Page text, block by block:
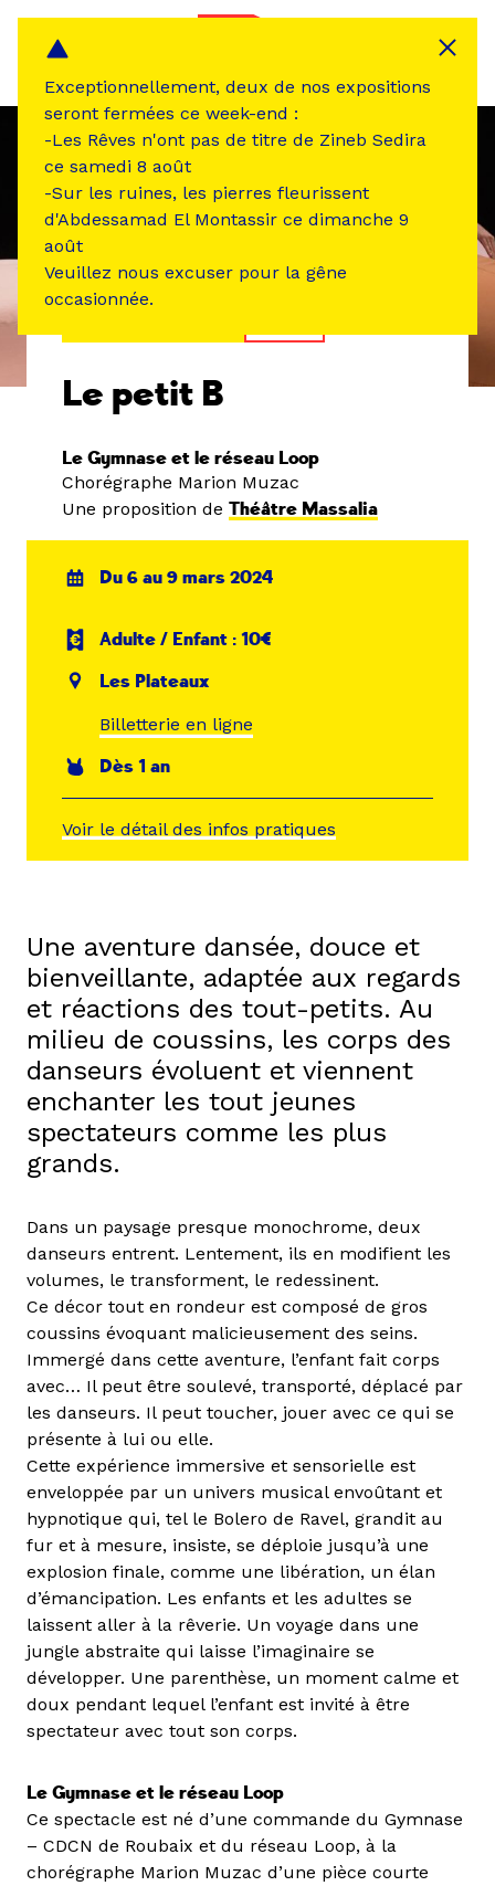
Le petit B
Le Gymnase et le réseau Loop
Chorégraphe Marion Muzac
Une proposition de Théâtre Massalia
Du 6 au 9 mars 2024
Adulte / Enfant : 10€
Les Plateaux
Billetterie en ligne
Dès 1 an
Voir le détail des infos pratiques
Une aventure dansée, douce et
bienveillante, adaptée aux regards
et réactions des tout-petits. Au
milieu de coussins, les corps des
danseurs évoluent et viennent
enchanter les tout jeunes
spectateurs comme les plus
grands.
Dans un paysage presque monochrome, deux
danseurs entrent. Lentement, ils en modifient les
volumes, le transforment, le redessinent.
Ce décor tout en rondeur est composé de gros
coussins évoquant malicieusement des seins.
Immergé dans cette aventure, l’enfant fait corps
avec… Il peut être soulevé, transporté, déplacé par
les danseurs. Il peut toucher, jouer avec ce qui se
présente à lui ou elle.
Cette expérience immersive et sensorielle est
enveloppée par un univers musical envoûtant et
hypnotique qui, tel le Bolero de Ravel, grandit au
fur et à mesure, insiste, se déploie jusqu’à une
explosion finale, comme une libération, un élan
d’émancipation. Les enfants et les adultes se
laissent aller à la rêverie. Un voyage dans une
jungle abstraite qui laisse l’imaginaire se
développer. Une parenthèse, un moment calme et
doux pendant lequel l’enfant est invité à être
spectateur avec tout son corps.
Le Gymnase et le réseau Loop
Ce spectacle est né d’une commande du Gymnase
– CDCN de Roubaix et du réseau Loop, à la
chorégraphe Marion Muzac d’une pièce courte
Exceptionnellement, deux de nos expositions
seront fermées ce week-end :
-Les Rêves n'ont pas de titre de Zineb Sedira
ce samedi 8 août
-Sur les ruines, les pierres fleurissent
d'Abdessamad El Montassir ce dimanche 9
août
Veuillez nous excuser pour la gêne
occasionnée.
Panneau de gestion des cookies